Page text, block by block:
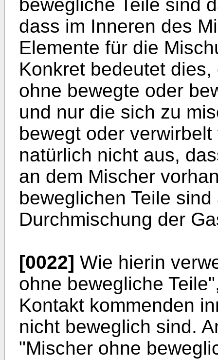
bewegliche Teile sind
dass im Inneren des
Elemente für die
Konkret bedeutet
ohne bewegte oder
und nur die sich zu
bewegt oder
natürlich nicht aus,
an dem Mischer
beweglichen Teile
Durchmischung der
[0022] Wie hierin
ohne bewegliche
Kontakt kommenden
nicht beweglich sind.
"Mischer ohne